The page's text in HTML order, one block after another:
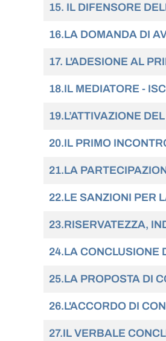
15. IL DIFENSORE
16.LA DOMANDA DI
17. L'ADESIONE AL
18.IL MEDIATORE -
19.L’ATTIVAZIONE
20.IL PRIMO
21.LA
22.LE SANZIONI PER
23.RISERVATEZZA,
24.LA CONCLUSIONE
25.LA PROPOSTA DI
26.L'ACCORDO DI
27.IL VERBALE